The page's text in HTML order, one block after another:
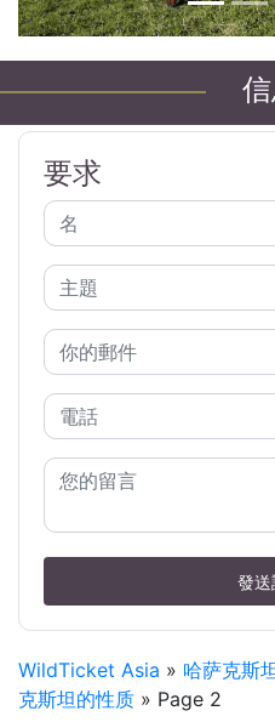
要求
發
WildTicket Asia » 哈萨克斯
克斯坦的性质 » Page 2